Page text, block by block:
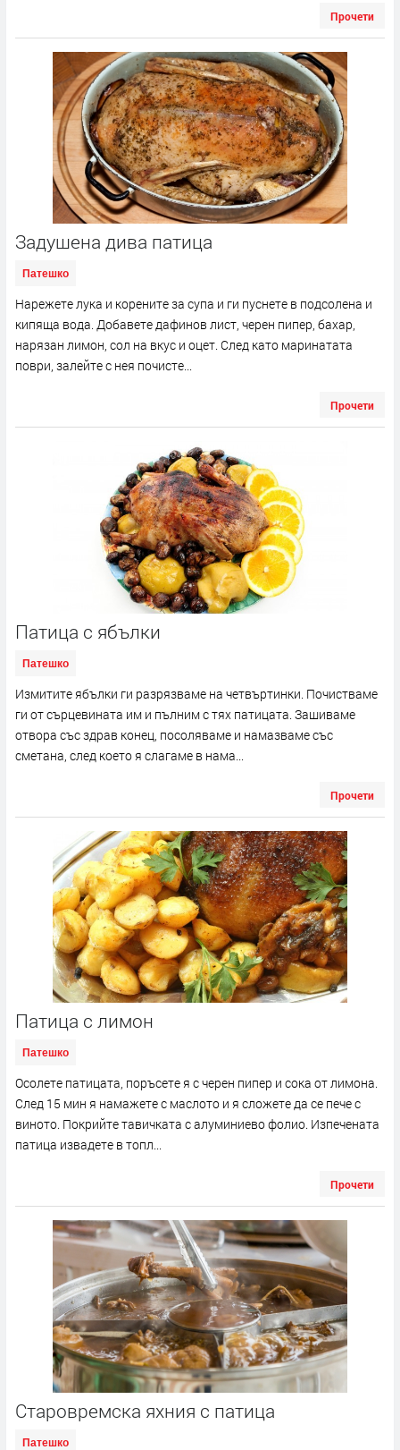
Прочети
Задушена дива патица
Патешко
Нарежете лука и корените за супа и ги пуснете в подсолена и
кипяща вода. Добавете дафинов лист, черен пипер, бахар,
нарязан лимон, сол на вкус и оцет. След като маринатата
поври, залейте с нея почисте...
Прочети
Патица с ябълки
Патешко
Измитите ябълки ги разрязваме на четвъртинки. Почистваме
ги от сърцевината им и пълним с тях патицата. Зашиваме
отвора със здрав конец, посоляваме и намазваме със
сметана, след което я слагаме в нама...
Прочети
Патица с лимон
Патешко
Осолете патицата, поръсете я с черен пипер и сока от лимона.
След 15 мин я намажете с маслото и я сложете да се пече с
виното. Покрийте тавичката с алуминиево фолио. Изпечената
патица извадете в топл...
Прочети
Старовремска яхния с патица
Патешко